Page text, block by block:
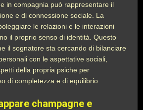
in compagnia può rappresentare il
e di connessione sociale. La
le relazioni e le interazioni
il proprio senso di identità. Questo
il sognatore sta cercando di bilanciare
con le aspettative sociali,
della propria psiche per
di completezza e di equilibrio.
champagne e